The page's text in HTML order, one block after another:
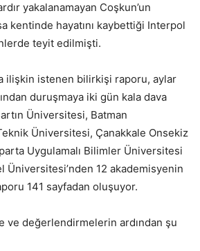
yakalanamayan Coşkun’un
kentinde hayatını kaybettiği Interpol
teyit edilmişti.
ilişkin istenen bilirkişi raporu, aylar
duruşmaya iki gün kala dava
Üniversitesi, Batman
Üniversitesi, Çanakkale Onsekiz
Uygulamalı Bilimler Üniversitesi
Üniversitesi’nden 12 akademisyenin
141 sayfadan oluşuyor.
ve değerlendirmelerin ardından şu